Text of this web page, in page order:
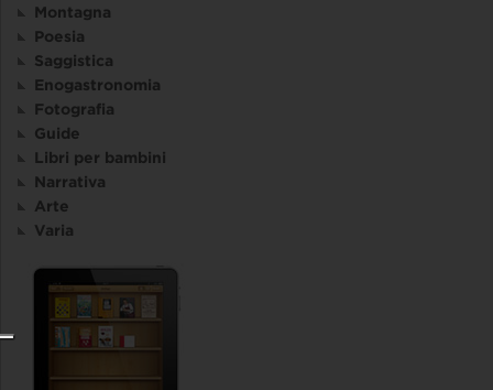
Montagna
Poesia
Saggistica
Enogastronomia
Fotografia
Guide
Libri per bambini
Narrativa
Arte
Varia